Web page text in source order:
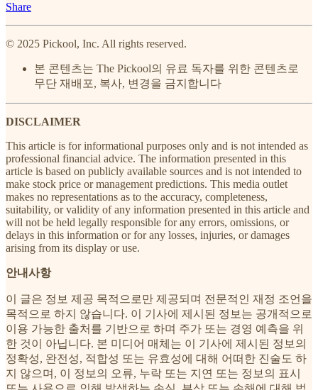
Share
© 2025 Pickool, Inc. All rights reserved.
본 콘텐츠는 The Pickool의 유료 독자를 위한 콘텐츠로
무단 재배포, 복사, 변경을 금지합니다
DISCLAIMER
This article is for informational purposes only and is not intended as
professional financial advice. The information presented in this
article is based on publicly available sources and is not intended to
make stock price or management predictions. This media outlet
makes no representations as to the accuracy, completeness,
suitability, or validity of any information presented in this article and
will not be held legally responsible for any errors, omissions, or
delays in this information or for any losses, injuries, or damages
arising from its display or use.
안내사항
이 글은 정보 제공 목적으로만 제공되며 전문적인 재정 조언을
목적으로 하지 않습니다. 이 기사에 제시된 정보는 공개적으로
이용 가능한 출처를 기반으로 하며 주가 또는 경영 예측을 위
한 것이 아닙니다. 본 미디어 매체는 이 기사에 제시된 정보의
정확성, 완전성, 적합성 또는 유효성에 대해 어떠한 진술도 하
지 않으며, 이 정보의 오류, 누락 또는 지연 또는 정보의 표시